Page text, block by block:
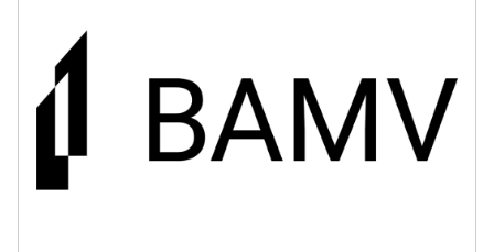
【メンバー・プログラマー】
0～3年くらいはこの領域。同じチームのリーダーが、戦
力化の度合いを基準に沿って評価します。戦力化されたの
ちは、下記のチームミッション遂行に対してのチーム内で
の貢献・リーダーの支援などが評価されます。